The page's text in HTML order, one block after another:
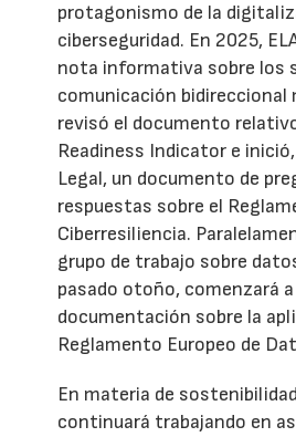
protagonismo de la
ciberseguridad. En 2025,
nota informativa sobre los
comunicación bidireccional
revisó el documento
Readiness Indicator e
Legal, un documento de
respuestas sobre el
Ciberresiliencia.
grupo de trabajo sobre
pasado otoño, comenzará
documentación sobre la
Reglamento Europeo de
En materia de
continuará trabajando en